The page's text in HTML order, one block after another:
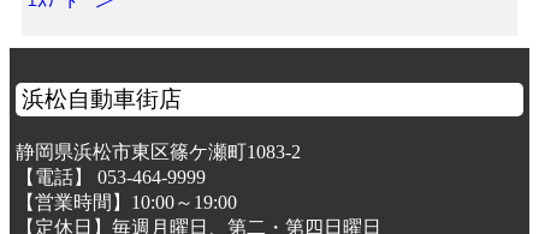
浜松自動車街店
静岡県浜松市東区篠ケ瀬町1083-2
【電話】 053-464-9999
【営業時間】10:00～19:00
【定休日】毎週月曜日、第二・第四日曜日